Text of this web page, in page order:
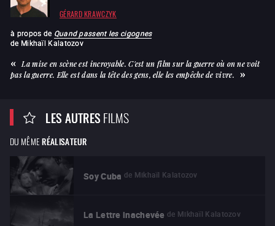
GÉRARD KRAWCZYK
à propos de Quand passent les cigognes
de Mikhaïl Kalatozov
La mise en scène est incroyable. C'est un film sur la guerre où on ne voit
pas la guerre. Elle est dans la tête des gens, elle les empêche de vivre.
LES AUTRESFILMS
DU MÊME RÉALISATEUR
Soy Cuba de Mikhaïl Kalatozov
La Lettre inachevée de Mikhaïl Kalatozov